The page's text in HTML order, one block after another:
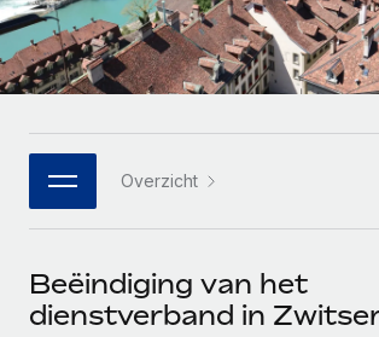
Platform
Ingebouwde essentiële HR-functies
Integraties
DIENSTEN
Enterprise
Global HR voor grote bedrijven
WERK MET ONS SAMEN
Strategische technologiepartners
Een partner worden
Ontdek hoe je met ons kunt
HR-woordenlijst
Checklists en templates
Webinars
Newsroom
Italiano
Português (Portugal)
日本語
한국어
Overzicht
Beëindiging van het
dienstverband in